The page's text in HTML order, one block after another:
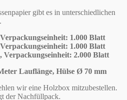
gibt es in unterschiedlichen
1.000 Blatt
1.000 Blatt
Verpackungseinheit: 2.000 Blatt
Lauflänge, Hülse Ø 70 mm
wir eine Holzbox mitzubestellen.
der Nachfüllpack.